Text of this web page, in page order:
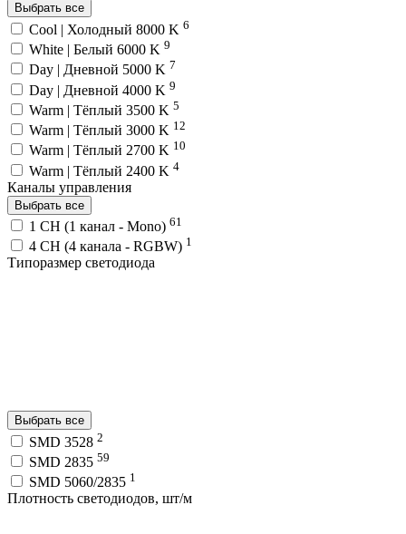
Выбрать все
Cool | Холодный 8000 K 6
White | Белый 6000 K 9
Day | Дневной 5000 K 7
Day | Дневной 4000 K 9
Warm | Тёплый 3500 K 5
Warm | Тёплый 3000 K 12
Warm | Тёплый 2700 K 10
Warm | Тёплый 2400 K 4
Каналы управления
Выбрать все
1 CH (1 канал - Mono) 61
4 CH (4 канала - RGBW) 1
Типоразмер светодиода
Выбрать все
SMD 3528 2
SMD 2835 59
SMD 5060/2835 1
Плотность светодиодов, шт/м